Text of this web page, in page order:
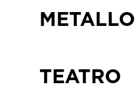
METALLO
TEATRO